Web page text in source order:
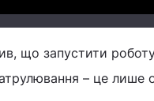
що запустити
– це лише